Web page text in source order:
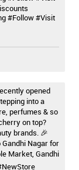
opened
into a
perfumes & so
on top?
brands. 🎉
Nagar for
#NewU